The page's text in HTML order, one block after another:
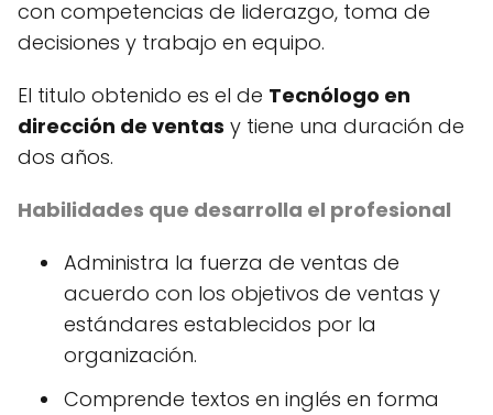
con competencias de liderazgo, toma de
decisiones y trabajo en equipo.
El titulo obtenido es el de Tecnólogo en
dirección de ventas y tiene una duración de
dos años.
Habilidades que desarrolla el profesional
Administra la fuerza de ventas de
acuerdo con los objetivos de ventas y
estándares establecidos por la
organización.
Comprende textos en inglés en forma